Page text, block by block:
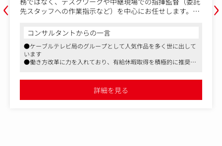
先スタッフへの作業指示など）を中心にお任せします。
●回線技術
・中継回線・連絡線のコーディネート：中継映像を確実に
届けるため、最適な回線の選定および調整等
・予算管理・技術スタッフの手配：放送・配信にかかわる
必要な技術スタッフの手配および機材、回線などのコスト
・現場の指揮監督：技術チームを統括し、スムーズな放
送・配信を実現するためのマネジメント業務
コンサルタントからの一言
●ケーブルテレビ局のグループとして人気作品を多く世に出して
います
●働き方改革に力を入れており、有給休暇取得を積極的に推奨。
●大企業ながら、社員の意見が尊重されやすい環境です
詳細を見る